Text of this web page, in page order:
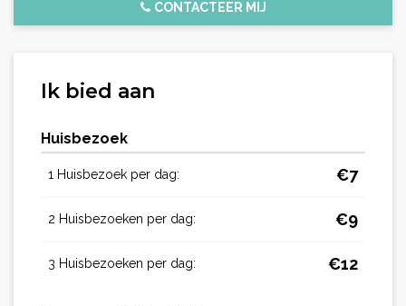
CONTACTEER MIJ
Ik bied aan
Huisbezoek
1 Huisbezoek per dag: €7
2 Huisbezoeken per dag: €9
3 Huisbezoeken per dag: €12